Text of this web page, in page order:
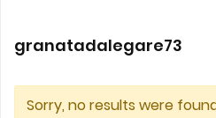
granatadalegare73
Sorry, no results were